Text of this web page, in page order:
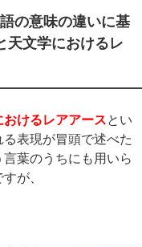
の意味の違いに基
天文学におけるレ
おけるレアアースとい
表現が冒頭で述べた
言葉のうちにも用いら
が、